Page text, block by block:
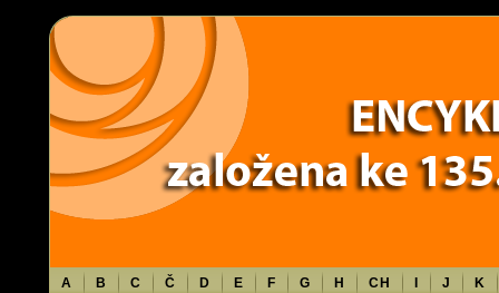
Warning: Use of undefined constant TXT - assumed 'TXT' (this will throw
content/themes/sablona/functions.php
A B C Č D E F G H CH J K